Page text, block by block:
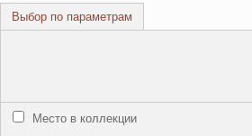
Выбор по параметрам
Место в коллекции